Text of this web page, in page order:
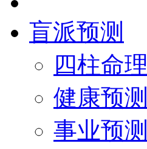
盲派预测
四柱命理
健康预测
事业预测